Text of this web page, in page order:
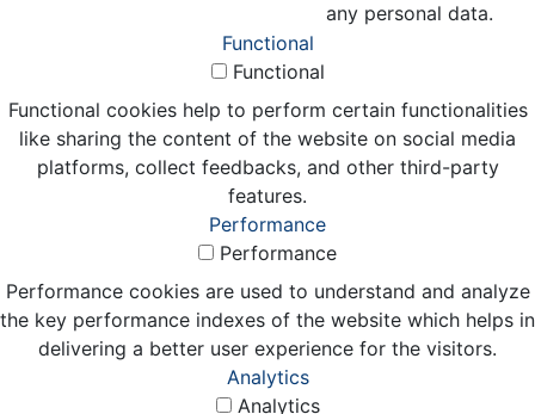
any personal data.
Functional
Functional
Functional cookies help to perform certain functionalities
like sharing the content of the website on social media
platforms, collect feedbacks, and other third-party
features.
Performance
Performance
Performance cookies are used to understand and analyze
the key performance indexes of the website which helps in
delivering a better user experience for the visitors.
Analytics
Analytics